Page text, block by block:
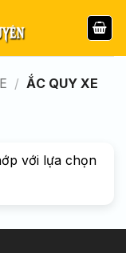
/ ẮC QUY XE
với lựa chọn